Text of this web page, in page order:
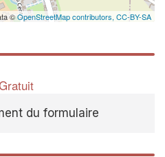
©OpenStreetMap contributors, CC-BY-SA
du formulaire